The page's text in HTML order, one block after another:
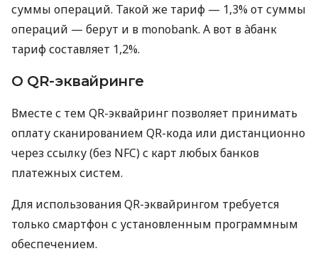
суммы операций. Такой же тариф — 1,3% от суммы
операций — берут и в monobank. А вот в àбанк
тариф составляет 1,2%.
О QR-эквайринге
Вместе с тем QR-эквайринг позволяет принимать
оплату сканированием QR-кода или дистанционно
через ссылку (без NFC) с карт любых банков
платежных систем.
Для использования QR-эквайрингом требуется
только смартфон с установленным программным
обеспечением.